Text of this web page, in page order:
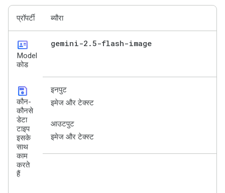
प्रॉपर्टी ब्यौरा
id_card
Model
कोड
gemini-2 .5-flash-image
save
कौन-
कौनसे
डेटा
टाइप
इसके
साथ
काम
करते
हैं
इनपुट
इमेज और टेक्स्ट
आउटपुट
इमेज और टेक्स्ट